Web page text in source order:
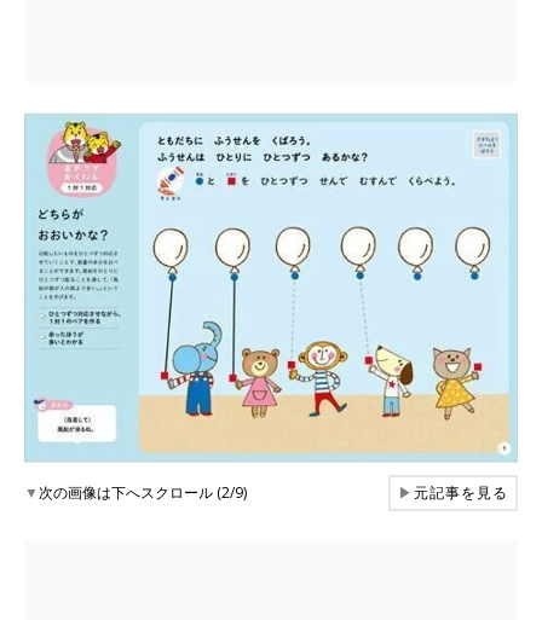
▼次の画像は下へスクロール (2/9) ▶元記事を見る